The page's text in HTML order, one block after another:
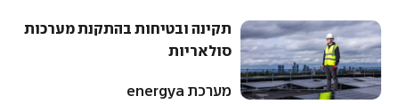
תקינה ובטיחות בהתקנת מערכות
סולאריות
מערכת energya